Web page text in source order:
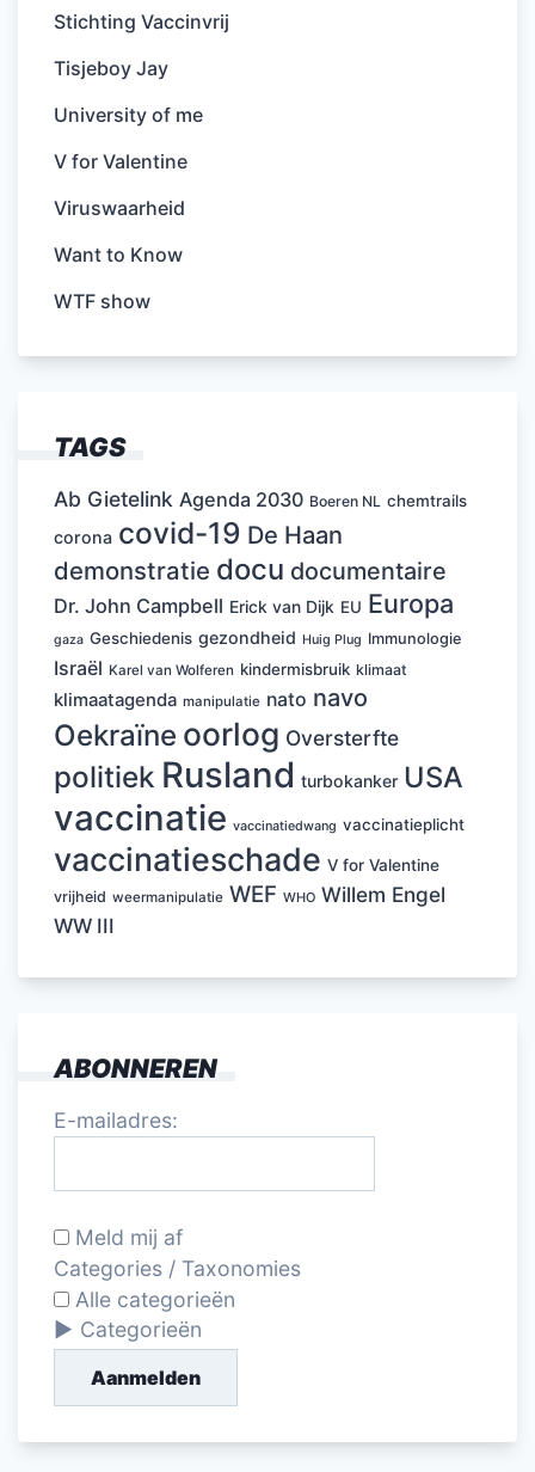
Stichting Vaccinvrij
Tisjeboy Jay
University of me
V for Valentine
Viruswaarheid
Want to Know
WTF show
TAGS
Ab Gietelink Agenda 2030 Boeren NL chemtrails
corona covid-19 De Haan
demonstratie docu documentaire
Dr. John Campbell Erick van Dijk EU Europa
gaza Geschiedenis gezondheid Huig Plug Immunologie
Israël Karel van Wolferen kindermisbruik klimaat
klimaatagenda manipulatie nato navo
Oekraïne oorlog Oversterfte
politiek Rusland turbokanker USA
vaccinatie vaccinatiedwang vaccinatieplicht
vaccinatieschade V for Valentine
vrijheid weermanipulatie WEF WHO Willem Engel
WW III
ABONNEREN
E-mailadres:
Meld mij af
Categories / Taxonomies
Alle categorieën
Categorieën
Aanmelden